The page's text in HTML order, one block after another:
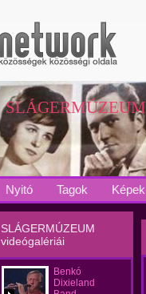
SLÁGERMÚZEUM
Nyitó Tagok Képek
SLÁGERMÚZEUM
videógalériái
Benkó
Dixieland